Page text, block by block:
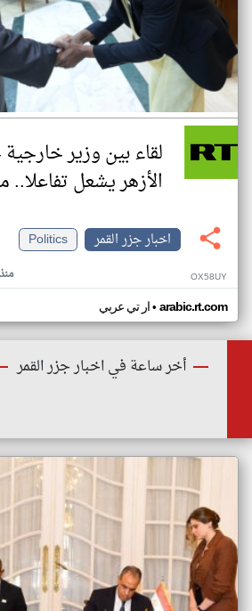
لقاء بين وزير
الأزهر يشعل تفاعلا..
اخبار جزر القمر
Politics
OX58UY
ار تي عربي• arabic.rt.com
أخر ساعة في اخبار جزر القمر